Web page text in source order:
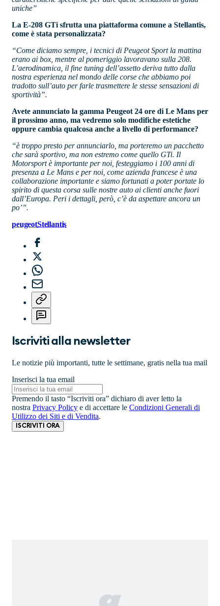
uniche”
La E-208 GTi sfrutta una piattaforma comune a Stellantis,
come è stata personalizzata?
“Come diciamo sempre, i tecnici di Peugeot Sport la mattina
erano ai box, mentre al pomeriggio lavoravano sulla 208.
L’aerodinamica, il fine tuning dell’assetto deriva tutto dalla
nostra esperienza nel mondo delle corse che abbiamo poi
tradotto sull’auto per farle trasmettere le stesse sensazioni di
sportività”.
Avete annunciato la gamma Peugeot 24 ore di Le Mans per
il prossimo anno, ma vedremo solo modifiche estetiche
oppure cambia qualcosa anche a livello di performance?
“è troppo presto per annunciarlo, ma porteremo un pacchetto
che sarà sportivo, ma non estremo come quello GTi. Il
Motorsport è importante per noi, festeggiamo i 100 anni di
presenza a Le Mans e per noi, come azienda francese è una
collaborazione importante e siamo fortunati a poter portate lo
spirito di questa corsa sulle nostre auto ai clienti anche fuori
dall’Europa. Peri i dettagli, però, c’è da aspettare ancora un
po’”.
peugeotStellantis
Iscriviti alla newsletter
Le notizie più importanti, tutte le settimane, gratis nella tua mail
Inserisci la tua email
Premendo il tasto “Iscriviti ora” dichiaro di aver letto la
nostra Privacy Policy e di accettare le Condizioni Generali di
Utilizzo dei Siti e di Vendita.
ISCRIVITI ORA